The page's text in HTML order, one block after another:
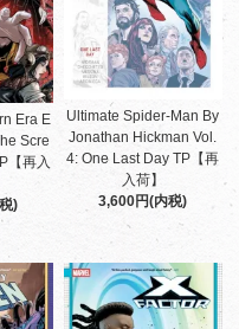
Era E
Scre
【再入
)
Ultimate Spider-Man By
Jonathan Hickman Vol.
4: One Last Day TP【再
入荷】
3,600円(内税)